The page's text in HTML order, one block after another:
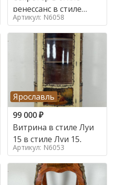
ренессанс в стиле
ренессанс, 19 век
Артикул: N6058
Ярославль
99 000₽
Витрина в стиле Луи
15 в стиле Луи 15,
Артикул: N6053